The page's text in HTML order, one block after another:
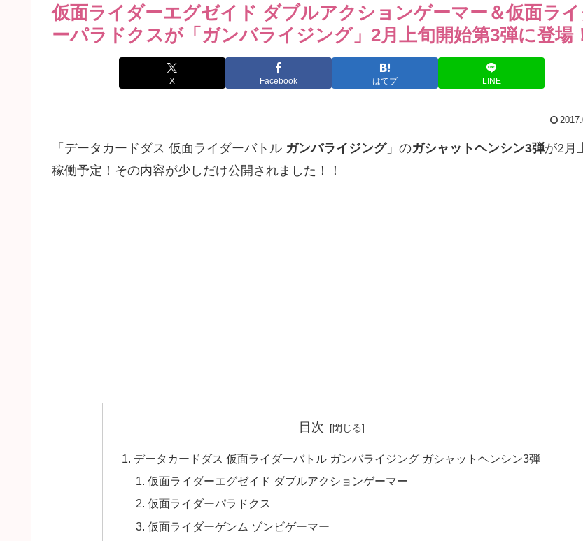
仮面ライダーエグゼイド ダブルアクションゲーマー＆仮面ラ
ーパラドクスが「ガンバライジング」2月上旬開始第3弾に登場
X Facebook はてブ LINE
「データカードダス 仮面ライダーバトル ガンバライジング」のガシャットヘンシン3弾が2月
稼働予定！その内容が少しだけ公開されました！！
目次
データカードダス 仮面ライダーバトル ガンバライジング ガシャットヘンシン3弾
仮面ライダーエグゼイド ダブルアクションゲーマー
仮面ライダーパラドクス
仮面ライダーゲンム ゾンビゲーマー